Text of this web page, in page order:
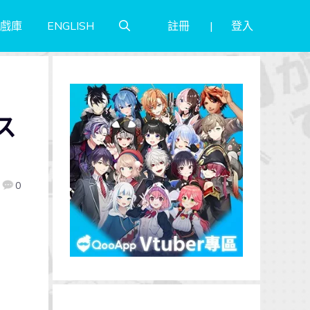
庫 ENGLISH 註冊 登入
0